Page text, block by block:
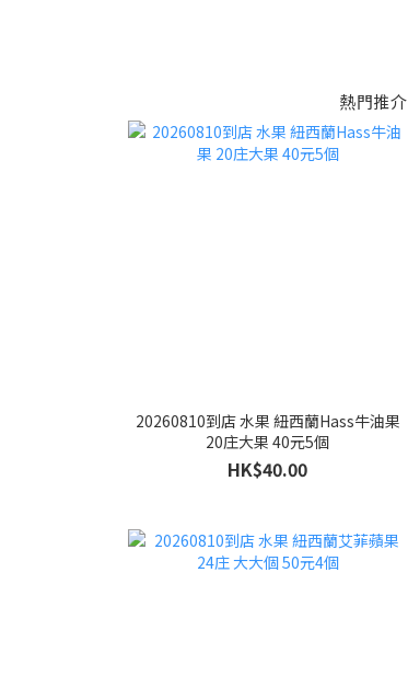
熱門推介
20260810到店 水果 紐西蘭Hass牛油果
20庄大果 40元5個
HK$40.00